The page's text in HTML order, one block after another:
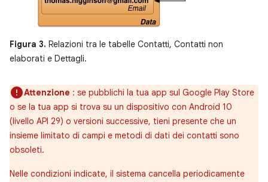
Figura 3. Relazioni tra le tabelle Contatti, Contatti non
elaborati e Dettagli.
Attenzione : se pubblichi la tua app sul Google Play Store
o se la tua app si trova su un dispositivo con Android 10
(livello API 29) o versioni successive, tieni presente che un
insieme limitato di campi e metodi di dati dei contatti sono
obsoleti.
Nelle condizioni indicate, il sistema cancella periodicamente